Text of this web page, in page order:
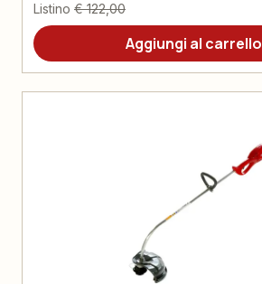
Listino € 122,00
Aggiungi al carrello